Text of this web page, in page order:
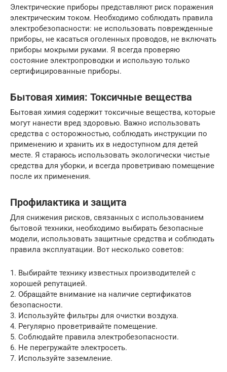
Электрические приборы представляют риск поражения
электрическим током. Необходимо соблюдать правила
электробезопасности: не использовать поврежденные
приборы, не касаться оголенных проводов, не включать
приборы мокрыми руками. Я всегда проверяю
состояние электропроводки и использую только
сертифицированные приборы.
Бытовая химия: Токсичные вещества
Бытовая химия содержит токсичные вещества, которые
могут нанести вред здоровью. Важно использовать
средства с осторожностью, соблюдать инструкции по
применению и хранить их в недоступном для детей
месте. Я стараюсь использовать экологически чистые
средства для уборки, и всегда проветриваю помещение
после их применения.
Профилактика и защита
Для снижения рисков, связанных с использованием
бытовой техники, необходимо выбирать безопасные
модели, использовать защитные средства и соблюдать
правила эксплуатации. Вот несколько советов:
1. Выбирайте технику известных производителей с
хорошей репутацией.
2. Обращайте внимание на наличие сертификатов
безопасности.
3. Используйте фильтры для очистки воздуха.
4. Регулярно проветривайте помещение.
5. Соблюдайте правила электробезопасности.
6. Не перегружайте электросеть.
7. Используйте заземление.